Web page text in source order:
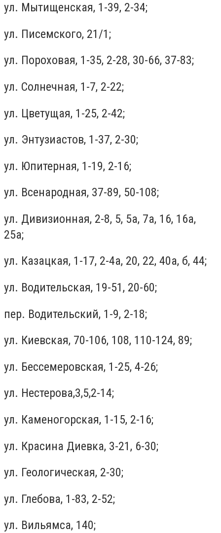
ул. Мытищенская, 1-39, 2-34;
ул. Писемского, 21/1;
ул. Пороховая, 1-35, 2-28, 30-66, 37-83;
ул. Солнечная, 1-7, 2-22;
ул. Цветущая, 1-25, 2-42;
ул. Энтузиастов, 1-37, 2-30;
ул. Юпитерная, 1-19, 2-16;
ул. Всенародная, 37-89, 50-108;
ул. Дивизионная, 2-8, 5, 5а, 7а, 16, 16а,
25а;
ул. Казацкая, 1-17, 2-4а, 20, 22, 40а, б, 44;
ул. Водительская, 19-51, 20-60;
пер. Водительский, 1-9, 2-18;
ул. Киевская, 70-106, 108, 110-124, 89;
ул. Бессемеровская, 1-25, 4-26;
ул. Нестерова,3,5,2-14;
ул. Каменогорская, 1-15, 2-16;
ул. Красина Диевка, 3-21, 6-30;
ул. Геологическая, 2-30;
ул. Глебова, 1-83, 2-52;
ул. Вильямса, 140;